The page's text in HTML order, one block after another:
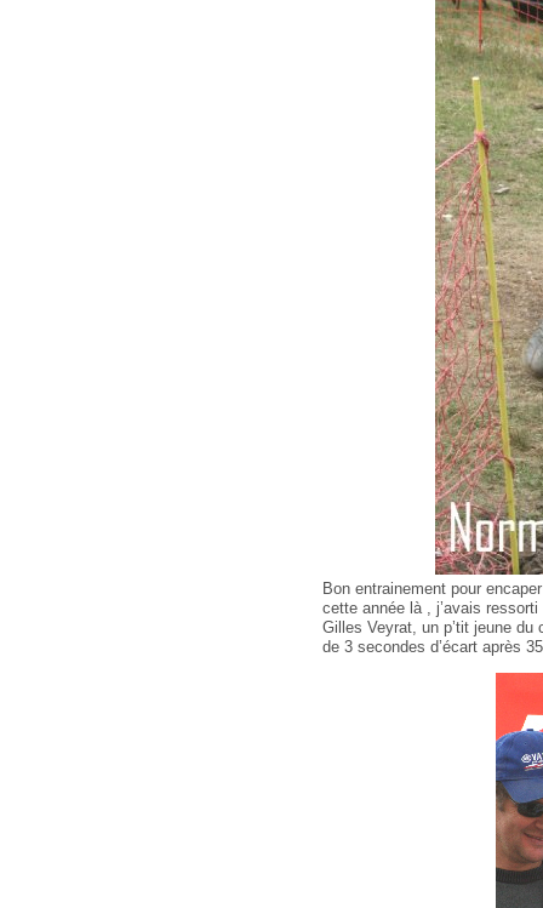
Bon entrainement pour
cette année là , j’avais
Gilles Veyrat, un p’tit jeune
de 3 secondes d’écart après